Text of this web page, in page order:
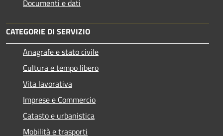
Documenti e dati
CATEGORIE DI SERVIZIO
Anagrafe e stato civile
Cultura e tempo libero
Vita lavorativa
Imprese e Commercio
Catasto e urbanistica
Mobilità e trasporti